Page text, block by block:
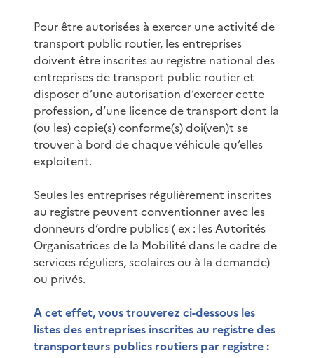
Pour être autorisées à exercer une activité de
transport public routier, les entreprises
doivent être inscrites au registre national des
entreprises de transport public routier et
disposer d’une autorisation d‘exercer cette
profession, d’une licence de transport dont la
(ou les) copie(s) conforme(s) doi(ven)t se
trouver à bord de chaque véhicule qu’elles
exploitent.
Seules les entreprises régulièrement inscrites
au registre peuvent conventionner avec les
donneurs d’ordre publics ( ex : les Autorités
Organisatrices de la Mobilité dans le cadre de
services réguliers, scolaires ou à la demande)
ou privés.
A cet effet, vous trouverez ci-dessous les
listes des entreprises inscrites au registre des
transporteurs publics routiers par registre :